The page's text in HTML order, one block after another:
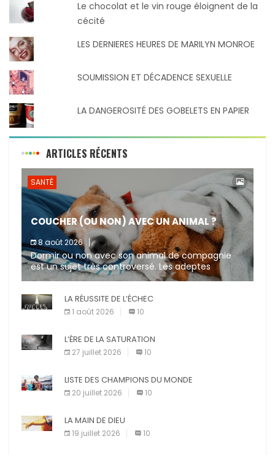
Le chocolat et le vin rouge éloignent de la
cécité
LES DERNIERES HEURES DE MARILYN MONROE
SOUMISSION ET DÉCADENCE SEXUELLE
LA DANGEROSITÉ DES GOBELETS EN PAPIER
ARTICLES RÉCENTS
SANTÉ
COUCHER (OU NON) AVEC UN ANIMAL ?
8 août 2026
Dormir ou non avec son animal de compagnie
est un sujet très controversé. Les adeptes
affirment que la présence de leur compagnon à
LA RÉUSSITE DE L’ÉCHEC
1 août 2026 10
L’ÈRE DE LA SATURATION
27 juillet 2026 10
LISTE DES CHAMPIONS DU MONDE
20 juillet 2026 10
LA MAIN DE DIEU
19 juillet 2026 10